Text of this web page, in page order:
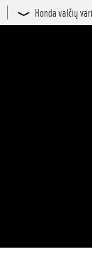
Honda valčių